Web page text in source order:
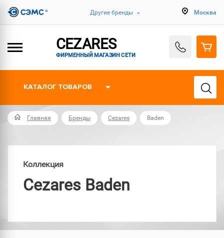
Другие бренды Москва
CEZARES
ФИРМЕННЫЙ МАГАЗИН СЕТИ
КАТАЛОГ ТОВАРОВ
Главная Бренды Cezares Baden
Коллекция
Cezares Baden